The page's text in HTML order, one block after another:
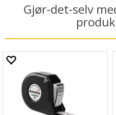
Gjør-det-selv